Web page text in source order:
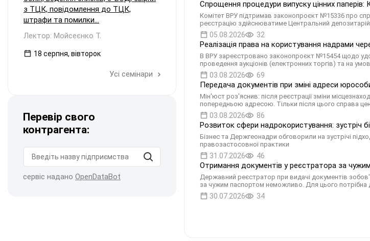
Спрощення процедури випуску цінних
Комітет ВРУ підтримав законопроєкт №15336 про
реєстрацію здійснюватиме Центральний
05.08.2026 32
Реалізація права на користування надрами
В ВРУ зареєстровано законопроєкт №15454 щодо
проведення аукціонів (електронних торгів) та на
03.08.2026 69
Передача документів при зміні адреси
Мін'юст роз'яснив: після реєстрації зміни
попередньою адресою. Тільки після цього справа
03.08.2026 86
Розвиток сфери надрокористування: зустріч
Бізнес та Держгеонадри обговорили на зустрічі
правозастосовної практики
31.07.2026 46
Отримання документів у реєстратора за
Державний реєстратор при видачі документів
за чужим паспортом неможливо. Для цього потрібна
30.07.2026 34
з ТЦК, повідомлення до ТЦК,
штрафи та помилки...
Лектор: Мойсеєнко Т.
18 серпня, вівторок
Усі семінари
Перевір свого
контрагента:
сервіс надано OpenDataBot